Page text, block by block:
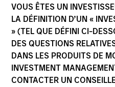
VOUS ÊTES UN
LA DÉFINITION D’UN «
» (TEL QUE DÉFINI CI-
DES QUESTIONS
DANS LES PRODUITS DE
INVESTMENT
CONTACTER UN